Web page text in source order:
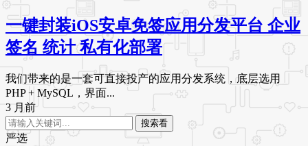
一键封装iOS安卓免签应用分发平台 企业
签名 统计 私有化部署
我们带来的是一套可直接投产的应用分发系统，底层选用
PHP + MySQL，界面...
3 月前
搜索看
严选